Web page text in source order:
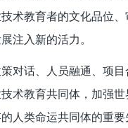
术教育者的文化品位、
注入新的活力。
对话、人员融通、项
术教育共同体，加强世
人类命运共同体的重要